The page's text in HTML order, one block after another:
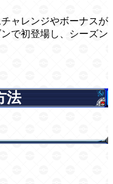
ャレンジやボーナスが
で初登場し、シーズン
法